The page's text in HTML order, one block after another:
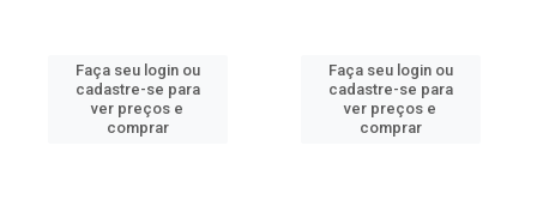
Faça seu login ou
cadastre-se para
ver preços e
comprar
Faça seu login ou
cadastre-se para
ver preços e
comprar